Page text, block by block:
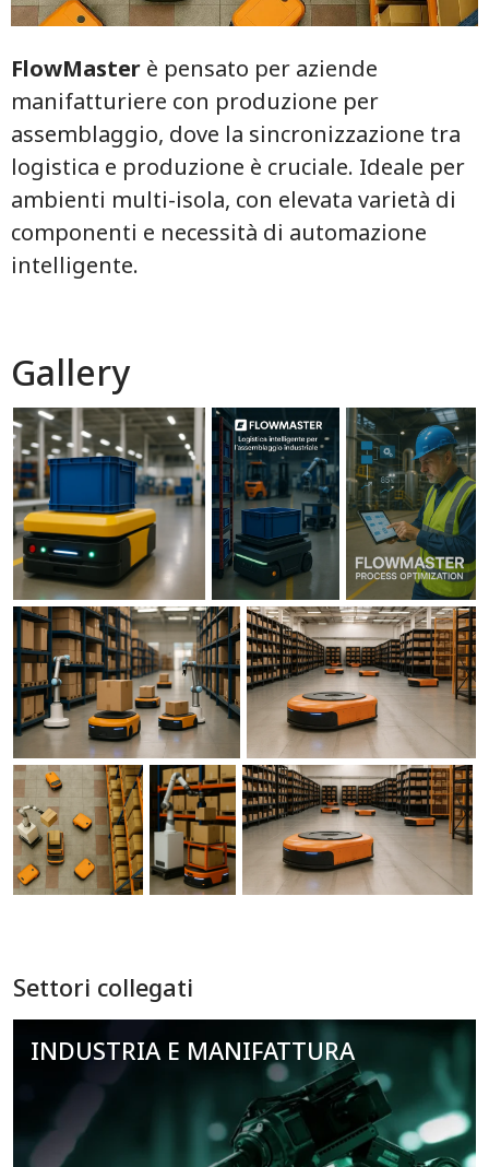
FlowMaster è pensato per aziende
manifatturiere con produzione per
assemblaggio, dove la sincronizzazione tra
logistica e produzione è cruciale. Ideale per
ambienti multi-isola, con elevata varietà di
componenti e necessità di automazione
intelligente.
Gallery
Settori collegati
INDUSTRIA E MANIFATTURA